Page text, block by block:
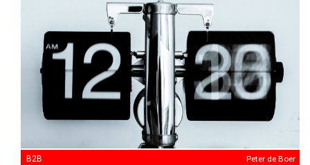
B2B Peter de Boer